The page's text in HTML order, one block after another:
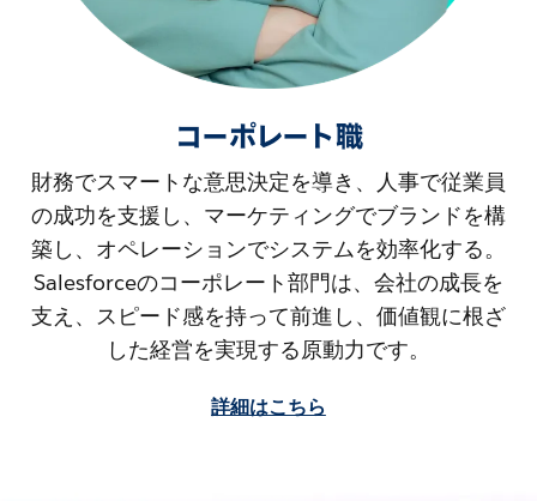
コーポレート職
財務でスマートな意思決定を導き、人事で従業員
の成功を支援し、マーケティングでブランドを構
築し、オペレーションでシステムを効率化する。
Salesforceのコーポレート部門は、会社の成長を
支え、スピード感を持って前進し、価値観に根ざ
した経営を実現する原動力です。
詳細はこちら